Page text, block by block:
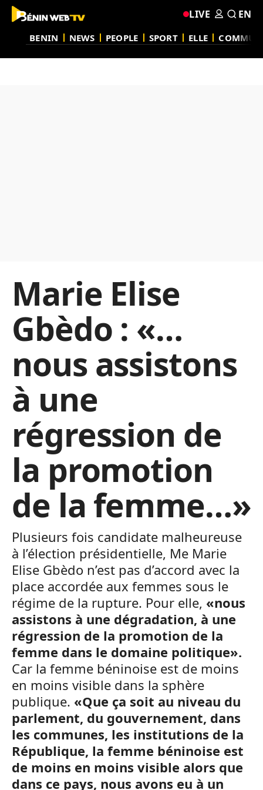
BENIN NEWS PEOPLE SPORT ELLE
LIVE EN
Marie Elise
Gbèdo : «…
nous assistons
à une
régression de
la promotion
de la femme…»
Plusieurs fois candidate malheureuse
à l’élection présidentielle, Me Marie
Elise Gbèdo n’est pas d’accord avec la
place accordée aux femmes sous le
régime de la rupture. Pour elle, «nous
assistons à une dégradation, à une
régression de la promotion de la
femme dans le domaine politique».
Car la femme béninoise est de moins
en moins visible dans la sphère
publique. «Que ça soit au niveau du
parlement, du gouvernement, dans
les communes, les institutions de la
République, la femme béninoise est
de moins en moins visible alors que
dans ce pays, nous avons eu à un